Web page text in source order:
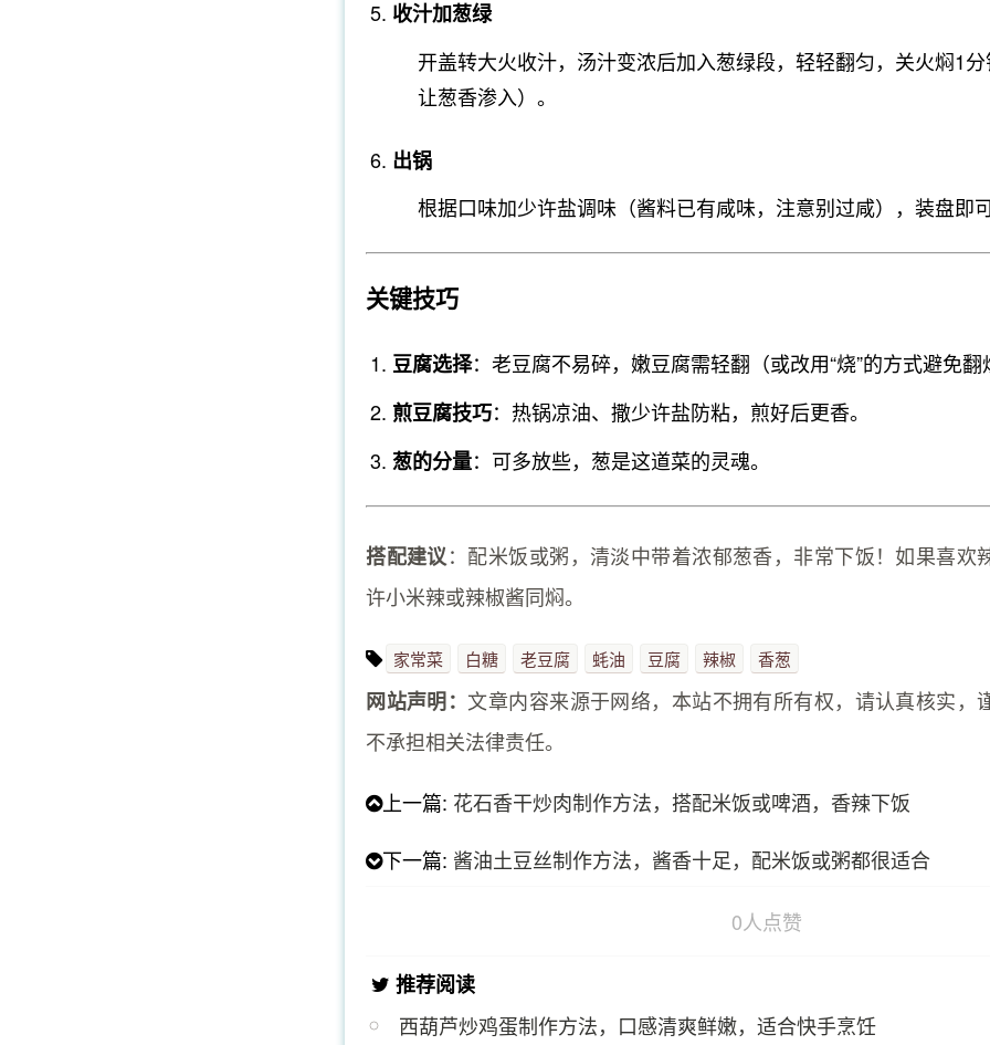
收汁加葱绿
开盖转大火收汁，汤汁变浓后加入葱绿段，轻轻翻匀，关火焖1
让葱香渗入）。
出锅
根据口味加少许盐调味（酱料已有咸味，注意别过咸），装盘即可
关键技巧
豆腐选择：老豆腐不易碎，嫩豆腐需轻翻（或改用“烧”的方式避免翻
煎豆腐技巧：热锅凉油、撒少许盐防粘，煎好后更香。
葱的分量：可多放些，葱是这道菜的灵魂。
搭配建议：配米饭或粥，清淡中带着浓郁葱香，非常下饭！如果喜欢
许小米辣或辣椒酱同焖。
家常菜 白糖 老豆腐 蚝油 豆腐 辣椒 香葱
网站声明： 文章内容来源于网络，本站不拥有所有权，请认真核实，
不承担相关法律责任。
上一篇: 花石香干炒肉制作方法，搭配米饭或啤酒，香辣下饭
下一篇: 酱油土豆丝制作方法，酱香十足，配米饭或粥都很适合
0人点赞
推荐阅读
西葫芦炒鸡蛋制作方法，口感清爽鲜嫩，适合快手烹饪